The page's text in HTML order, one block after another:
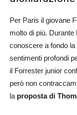
Per Paris il giovane
molto di più.
conoscere a fondo
sentimenti profondi
il Forrester junior
però non
la proposta di